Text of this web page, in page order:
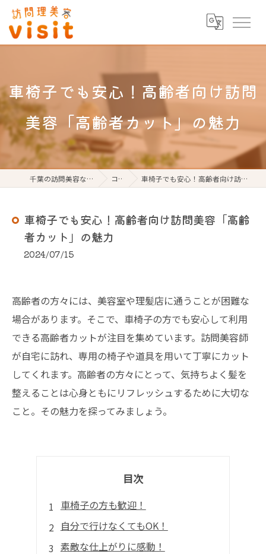
車椅子でも安心！高齢者向け訪問
美容「高齢者カット」の魅力
千葉の訪問美容なら訪問理美容visit コラム 車椅子でも安心！高齢者向け訪問美容「高齢者カット」の魅力
車椅子でも安心！高齢者向け訪問美容「高齢
者カット」の魅力
2024/07/15
高齢者の方々には、美容室や理髪店に通うことが困難な
場合があります。そこで、車椅子の方でも安心して利用
できる高齢者カットが注目を集めています。訪問美容師
が自宅に訪れ、専用の椅子や道具を用いて丁寧にカット
してくれます。高齢者の方々にとって、気持ちよく髪を
整えることは心身ともにリフレッシュするために大切な
こと。その魅力を探ってみましょう。
目次
車椅子の方も歓迎！
自分で行けなくてもOK！
素敵な仕上がりに感動！